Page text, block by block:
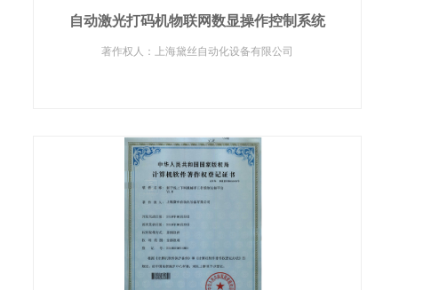
自动激光打码机物联网数显操作控制系统
著作权人：上海黛丝自动化设备有限公司